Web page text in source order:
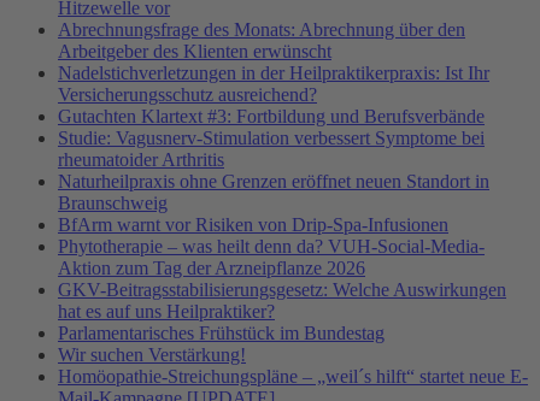
Hitzewelle vor
Abrechnungsfrage des Monats: Abrechnung über den
Arbeitgeber des Klienten erwünscht
Nadelstichverletzungen in der Heilpraktikerpraxis: Ist Ihr
Versicherungsschutz ausreichend?
Gutachten Klartext #3: Fortbildung und Berufsverbände
Studie: Vagusnerv-Stimulation verbessert Symptome bei
rheumatoider Arthritis
Naturheilpraxis ohne Grenzen eröffnet neuen Standort in
Braunschweig
BfArm warnt vor Risiken von Drip-Spa-Infusionen
Phytotherapie – was heilt denn da? VUH-Social-Media-
Aktion zum Tag der Arzneipflanze 2026
GKV-Beitragsstabilisierungsgesetz: Welche Auswirkungen
hat es auf uns Heilpraktiker?
Parlamentarisches Frühstück im Bundestag
Wir suchen Verstärkung!
Homöopathie-Streichungspläne – „weil´s hilft“ startet neue E-